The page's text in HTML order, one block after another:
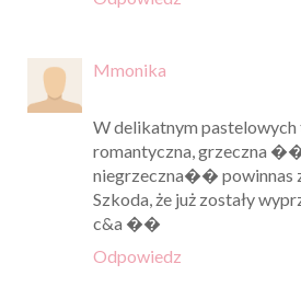
Mmonika
W delikatnym pastelowych
romantyczna, grzeczna
niegrzeczna�� powinnas
Szkoda, że już zostały
c&a ��
Odpowiedz